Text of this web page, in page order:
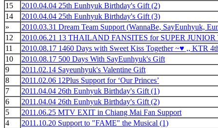
15
2010.04.04 25th Eunhyuk Birthday's Gift (2)
14
2010.04.04 25th Eunhyuk Birthday's Gift (3)
»
2010.03.31 Dream Team Support (WannaBe, SayEunhyuk,
12
2010.06.21 13 THAILAND FANSITES for SUPER
11
2010.08.17 1460 Days with Sweet Kiss Together ~♥ ,, KTR
10
2010.08.17 500 Days With SayEunhyuk's Gift
9
2011.02.14 Sayeunhyuk's Valentine Gift
8
2011.02.06 12Plus Support for ‘Our Princes’
7
2011.04.04 26th Eunhyuk Birthday's Gift (1)
6
2011.04.04 26th Eunhyuk Birthday's Gift (2)
5
2011.06.25 MTV EXIT in Chiang Mai Fan Support
4
2011.10.20 Support to "FAME" the Musical (1)